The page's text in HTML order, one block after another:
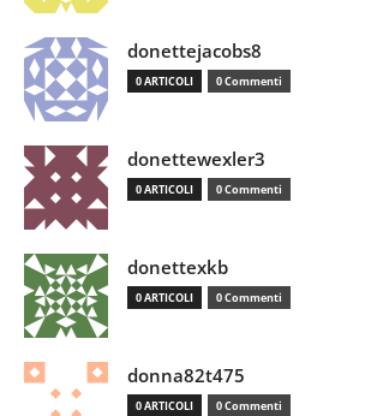
donettejacobs8
0 ARTICOLI 0 Commenti
donettewexler3
0 ARTICOLI 0 Commenti
donettexkb
0 ARTICOLI 0 Commenti
donna82t475
0 ARTICOLI 0 Commenti